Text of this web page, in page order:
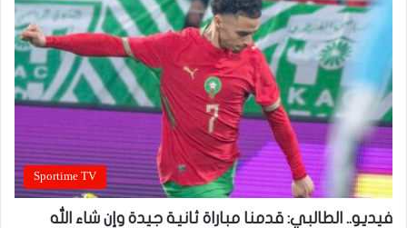
Sportime TV
فيديو.. الطالبي: قدمنا مباراة ثانية جيدة وإن شاء الله